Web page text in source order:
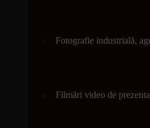
Fotografie industrială,
Filmări video de